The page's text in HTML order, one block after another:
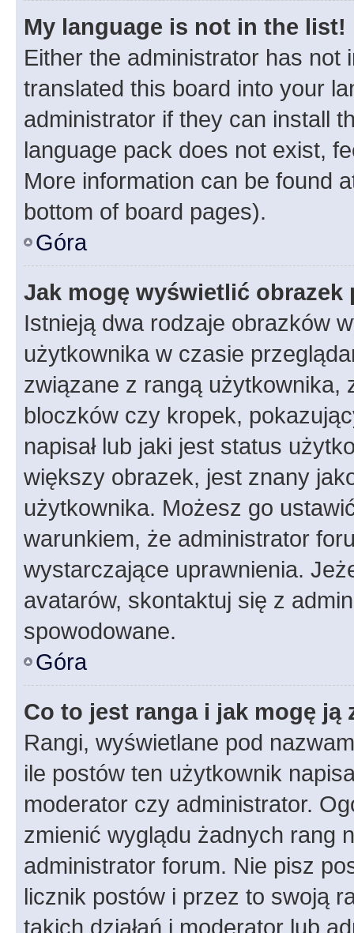
My language is not in the list!
Either the administrator has not
translated this board into your
administrator if they can install
language pack does not exist,
More information can be found
bottom of board pages).
Góra
Jak mogę wyświetlić
Istnieją dwa rodzaje obrazków
użytkownika w czasie
związane z rangą użytkownika,
bloczków czy kropek,
napisał lub jaki jest status
większy obrazek, jest znany
użytkownika. Możesz go
warunkiem, że administrator
wystarczające uprawnienia.
avatarów, skontaktuj się z
spowodowane.
Góra
Co to jest ranga i jak mogę ją
Rangi, wyświetlane pod
ile postów ten użytkownik
moderator czy administrator.
zmienić wyglądu żadnych rang
administrator forum. Nie pisz
licznik postów i przez to swoją
takich działań i moderator lub